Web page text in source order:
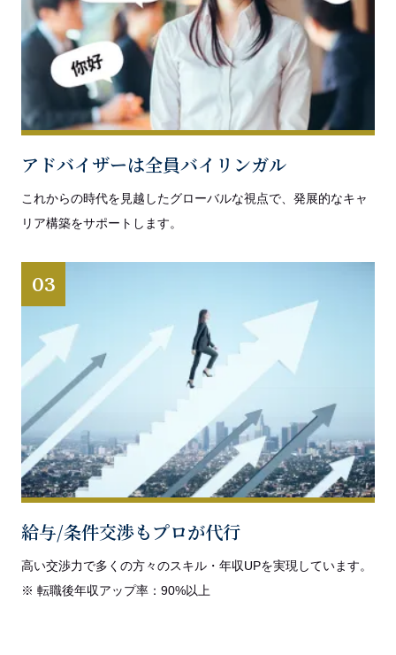
アドバイザーは全員バイリンガル
これからの時代を見越したグローバルな視点で、発展的なキャ
リア構築をサポートします。
03
給与/条件交渉もプロが代行
高い交渉力で多くの方々のスキル・年収UPを実現しています。
※ 転職後年収アップ率：90%以上